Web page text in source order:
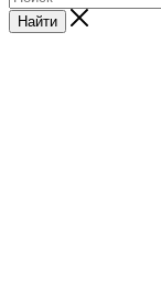
Найти